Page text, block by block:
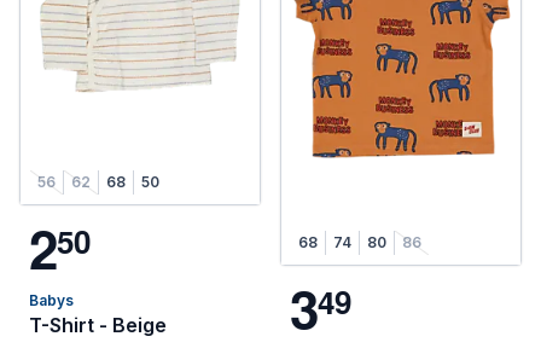
56 62 68 50
250
Babys
T-Shirt - Beige
68 74 80 86
349